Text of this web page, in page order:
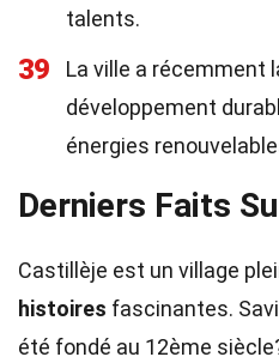
talents.
39
La ville a récemment
développement
énergies
Derniers Faits
Castillèje est un village
histoires fascinantes.
été fondé au 12ème